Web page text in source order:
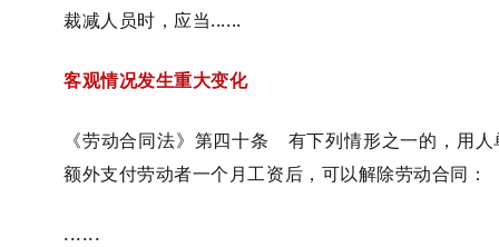
裁减人员时，应当......
客观情况发生重大变化
《劳动合同法》第四十条 有下列情形之一的，用
额外支付劳动者一个月工资后，可以解除劳动合同：
......